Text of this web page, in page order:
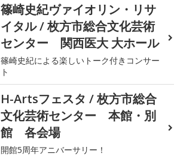
篠崎史紀ヴァイオリン・リサ
イタル / 枚方市総合文化芸術
センター 関西医大 大ホール
篠崎史紀による楽しいトーク付きコンサー
ト
H-Artsフェスタ / 枚方市総合
文化芸術センター 本館・別
館 各会場
開館5周年アニバーサリー！